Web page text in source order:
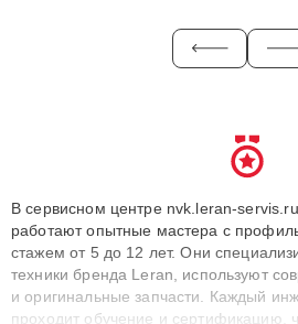
В сервисном центре nvk.leran-
работают опытные мастера с
стажем от 5 до 12 лет. Они
техники бренда Leran, используют
и оригинальные запчасти. Каждый
проходит обучение и сертификацию,